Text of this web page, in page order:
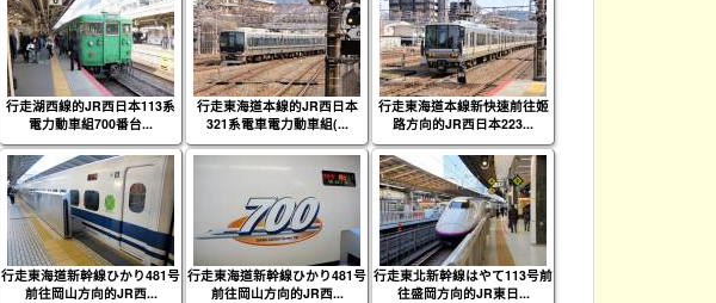
行走湖西線的JR西日本113系
電力動車組700番台...
行走東海道本線的JR西日本
321系電車電力動車組(...
行走東海道本線新快速前往姬
路方向的JR西日本223...
行走東海道新幹線ひかり481号
前往岡山方向的JR西...
行走東海道新幹線ひかり481号
前往岡山方向的JR西...
行走東北新幹線はやて113号前
往盛岡方向的JR東日...